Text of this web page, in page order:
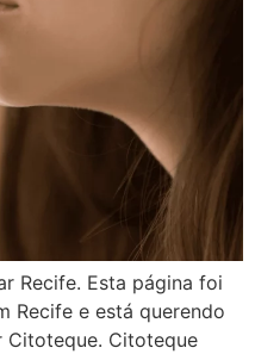
Recife. Esta página foi
Recife e está querendo
Citoteque. Citoteque